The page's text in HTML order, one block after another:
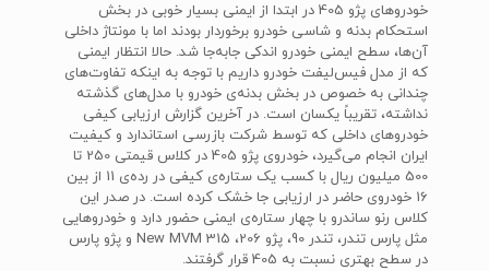
خودروهای پژو 405 در ابتدا از ایمنی بسیار خوبی در بخش
استحکام بدنه و شاسی خودرو برخوردار بودند اما با مونتاژ داخلی
آن‌ها، سطح ایمنی خودرو اندکی جابه‌جا شد. حالا انتظار ایمنی
که از مدل فیس‌لیفت خودرو داریم با توجه به اینکه تفاوت‌های
چندانی به خصوص در بخش بدنه‌ی خودرو با مدل‌های گذشته
نداشته، تقریباً یکسان است. در آخرین گزارش ارزیابی کیفی
خودروهای داخلی که توسط شرکت بازرسی استاندارد و کیفیت
ایران انجام می‌گیرد، خودروی پژو 405 در کلاس قیمتی 250 تا
500 میلیون ریال با کسب یک ستاره‌ی کیفی در رده‌ی 11 از بین
16 خودروی حاضر در ارزیابی جا خشک کرده است. در صدر این
کلاس رنو ساندرو با چهار ستاره‌ی ایمنی حضور دارد و خودروهایی
مثل پارس تندر، تندر 90، پژو 206، New MVM 315 و پژو پارس
در سطح بهتری نسبت به 405 قرار گرفتند.